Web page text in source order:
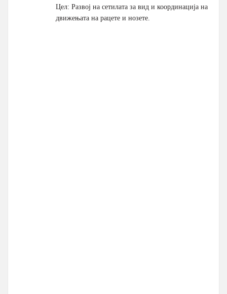
Цел: Развој на сетилата за вид и координација на
движењата на рацете и нозете.